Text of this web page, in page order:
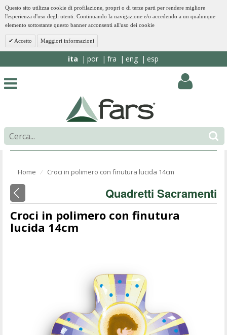
Questo sito utilizza cookie di profilazione, propri o di terze parti per rendere migliore
l'esperienza d'uso degli utenti. Continuando la navigazione e/o accedendo a un qualunque
elemento sottostante questo banner acconsenti all'uso dei cookie
Accetto Maggiori informazioni
ita por fra eng esp
Home ⁄ Croci in polimero con finutura lucida 14cm
Quadretti Sacramenti
Croci in polimero con finutura
lucida 14cm